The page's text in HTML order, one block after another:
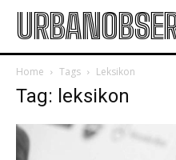
Home Tags Leksikon
Tag: leksikon